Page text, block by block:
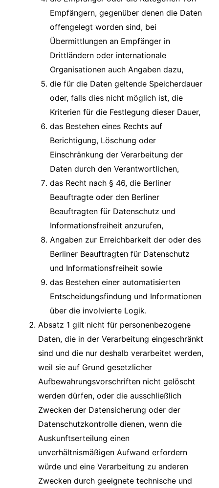
Empfängern, gegenüber denen die Daten
offengelegt worden sind, bei
Übermittlungen an Empfänger in
Drittländern oder internationale
Organisationen auch Angaben dazu,
die für die Daten geltende Speicherdauer
oder, falls dies nicht möglich ist, die
Kriterien für die Festlegung dieser Dauer,
das Bestehen eines Rechts auf
Berichtigung, Löschung oder
Einschränkung der Verarbeitung der
Daten durch den Verantwortlichen,
das Recht nach § 46, die Berliner
Beauftragte oder den Berliner
Beauftragten für Datenschutz und
Informationsfreiheit anzurufen,
Angaben zur Erreichbarkeit der oder des
Berliner Beauftragten für Datenschutz
und Informationsfreiheit sowie
das Bestehen einer automatisierten
Entscheidungsfindung und Informationen
über die involvierte Logik.
Absatz 1 gilt nicht für personenbezogene
Daten, die in der Verarbeitung eingeschränkt
sind und die nur deshalb verarbeitet werden,
weil sie auf Grund gesetzlicher
Aufbewahrungsvorschriften nicht gelöscht
werden dürfen, oder die ausschließlich
Zwecken der Datensicherung oder der
Datenschutzkontrolle dienen, wenn die
Auskunftserteilung einen
unverhältnismäßigen Aufwand erfordern
würde und eine Verarbeitung zu anderen
Zwecken durch geeignete technische und